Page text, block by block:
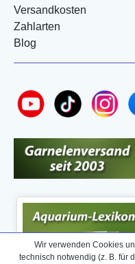
Versandkosten
Zahlarten
Blog
Wir verwenden Cookies
technisch notwendig (z. B. für